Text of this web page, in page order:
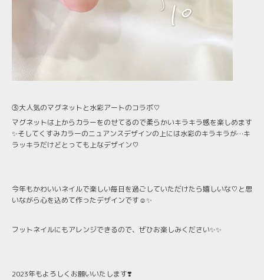
③大人気のマグネットと水彩アートのコラボ♡
マグネットは上からカラーをのせてるので柔らかいキラキラ感を楽しめます
✨そしてくすみカラーのニュアンスデザインの上には水彩のキラキラが…キ
ラッキラだけどとっても上なデザイン♡
今年もかわいいネイルで楽しい毎日を過ごしていただけたら嬉しいな♡と思
いながら心を込めて作ったデザインです☺️✨
フットネイルにもアレンジできるので、ぜひお楽しみください✨✨
2023年もよろしくお願いいたします❣️